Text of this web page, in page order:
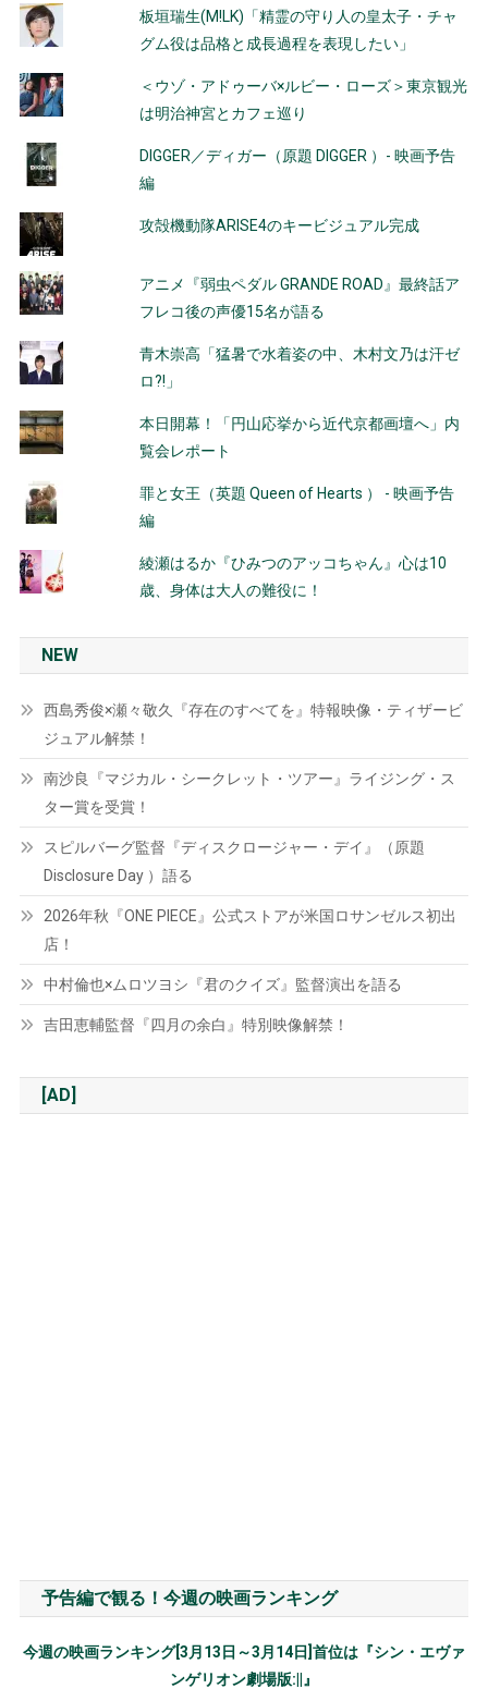
板垣瑞生(M!LK)「精霊の守り人の皇太子・チャ
グム役は品格と成長過程を表現したい」
＜ウゾ・アドゥーバ×ルビー・ローズ＞東京観光
は明治神宮とカフェ巡り
DIGGER／ディガー（原題 DIGGER ）- 映画予告
編
攻殻機動隊ARISE4のキービジュアル完成
アニメ『弱虫ペダル GRANDE ROAD』最終話ア
フレコ後の声優15名が語る
青木崇高「猛暑で水着姿の中、木村文乃は汗ゼ
ロ?!」
本日開幕！「円山応挙から近代京都画壇へ」内
覧会レポート
罪と女王（英題 Queen of Hearts ） - 映画予告
編
綾瀬はるか『ひみつのアッコちゃん』心は10
歳、身体は大人の難役に！
NEW
西島秀俊×瀬々敬久『存在のすべてを』特報映像・ティザービ
ジュアル解禁！
南沙良『マジカル・シークレット・ツアー』ライジング・ス
ター賞を受賞！
スピルバーグ監督『ディスクロージャー・デイ』（原題
Disclosure Day ）語る
2026年秋『ONE PIECE』公式ストアが米国ロサンゼルス初出
店！
中村倫也×ムロツヨシ『君のクイズ』監督演出を語る
吉田恵輔監督『四月の余白』特別映像解禁！
[AD]
予告編で観る！今週の映画ランキング
今週の映画ランキング[3月13日～3月14日]首位は『シン・エヴァ
ンゲリオン劇場版:||』